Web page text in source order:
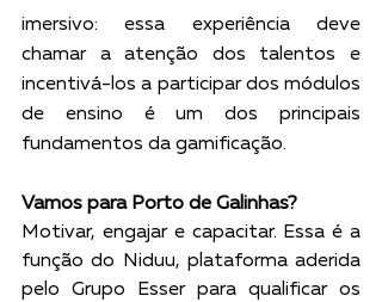
imersivo: essa experiência deve
chamar a atenção dos talentos e
incentivá-los a participar dos módulos
de ensino é um dos principais
fundamentos da gamificação.
Vamos para Porto de Galinhas?
Motivar, engajar e capacitar. Essa é a
função do Niduu, plataforma aderida
pelo Grupo Esser para qualificar os